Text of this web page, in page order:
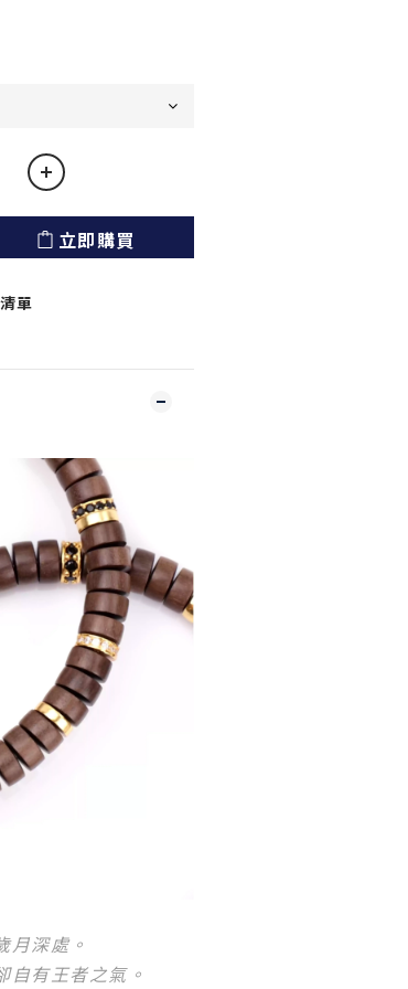
立即購買
單
月深處。
自有王者之氣。